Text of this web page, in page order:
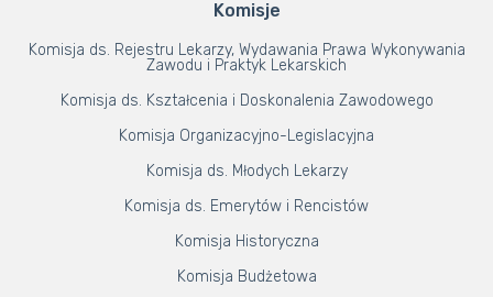
Komisje
Komisja ds. Rejestru Lekarzy, Wydawania Prawa Wykonywania
Zawodu i Praktyk Lekarskich
Komisja ds. Kształcenia i Doskonalenia Zawodowego
Komisja Organizacyjno-Legislacyjna
Komisja ds. Młodych Lekarzy
Komisja ds. Emerytów i Rencistów
Komisja Historyczna
Komisja Budżetowa